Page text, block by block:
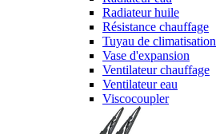
Radiateur huile
Résistance chauffage
Tuyau de climatisation
Vase d'expansion
Ventilateur chauffage
Ventilateur eau
Viscocoupler